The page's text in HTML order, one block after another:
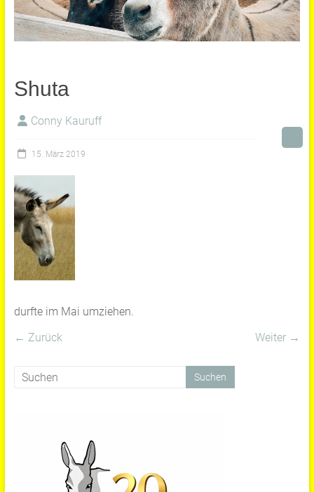
Shuta
Conny Kauruff
15. März 2019
durfte im Mai umziehen.
← Zurück
Weiter →